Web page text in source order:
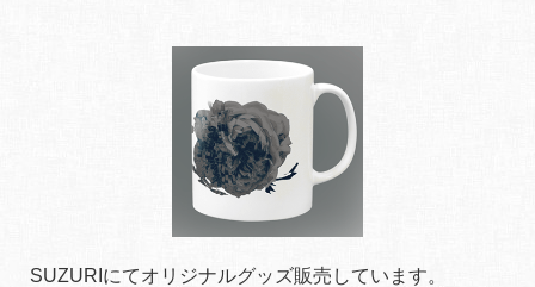
SUZURIにてオリジナルグッズ販売しています。